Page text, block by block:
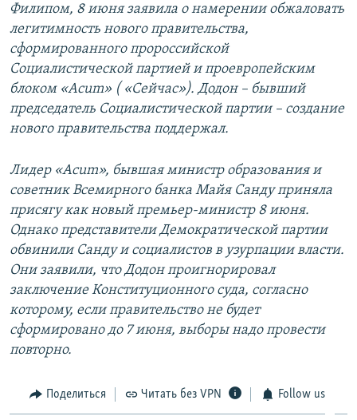
Филипом, 8 июня заявила о намерении обжаловать
легитимность нового правительства,
сформированного пророссийской
Социалистической партией и проевропейским
блоком «Acum» ( «Сейчас»). Додон – бывший
председатель Социалистической партии – создание
нового правительства поддержал.
Лидер «Acum», бывшая министр образования и
советник Всемирного банка Майя Санду приняла
присягу как новый премьер-министр 8 июня.
Однако представители Демократической партии
обвинили Санду и социалистов в узурпации власти.
Они заявили, что Додон проигнорировал
заключение Конституционного суда, согласно
которому, если правительство не будет
сформировано до 7 июня, выборы надо провести
повторно.
Поделиться Читать без VPN Follow us